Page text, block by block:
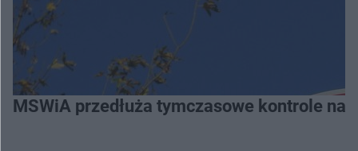
MSWiA przedłuża tymczasowe kontrole